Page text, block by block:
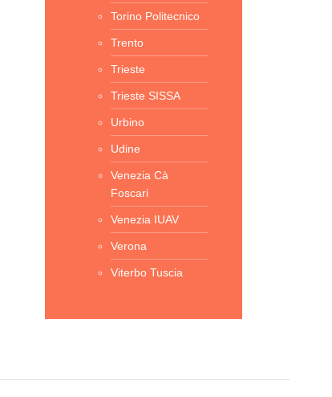
Torino Politecnico
Trento
Trieste
Trieste SISSA
Urbino
Udine
Venezia Cà
Foscari
Venezia IUAV
Verona
Viterbo Tuscia